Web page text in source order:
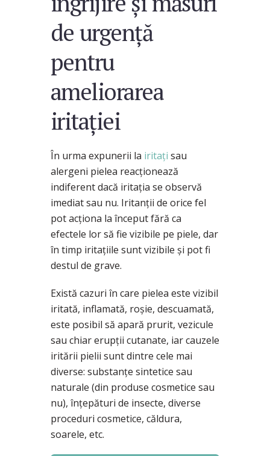
de urgență
pentru
ameliorarea
iritației
În urma expunerii la iritați sau
alergeni pielea reacționează
indiferent dacă iritația se observă
imediat sau nu. Iritanții de orice fel
pot acționa la început fără ca
efectele lor să fie vizibile pe piele, dar
în timp iritațiile sunt vizibile și pot fi
destul de grave.
Există cazuri în care pielea este vizibil
iritată, inflamată, roșie, descuamată,
este posibil să apară prurit, vezicule
sau chiar erupții cutanate, iar cauzele
iritării pielii sunt dintre cele mai
diverse: substanțe sintetice sau
naturale (din produse cosmetice sau
nu), înțepături de insecte, diverse
proceduri cosmetice, căldura,
soarele, etc.